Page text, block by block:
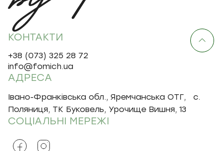
КОНТАКТИ
+38 (073) 325 28 72
info@fomich.ua
АДРЕСА
Івано-Франківська обл., Яремчанська ОТГ, с.
Поляниця, ТК Буковель, Урочище Вишня, 13
СОЦІАЛЬНІ МЕРЕЖІ